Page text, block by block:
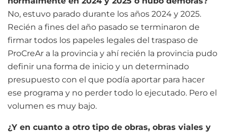
No, estuvo parado durante los años 2024 y 2025.
Recién a fines del año pasado se terminaron de
firmar todos los papeles legales del traspaso de
ProCreAr a la provincia y ahí recién la provincia pudo
definir una forma de inicio y un determinado
presupuesto con el que podía aportar para hacer
ese programa y no perder todo lo ejecutado. Pero el
volumen es muy bajo.
¿Y en cuanto a otro tipo de obras, obras viales y